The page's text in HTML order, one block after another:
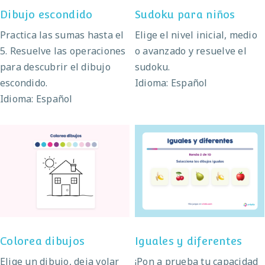
Dibujo escondido
Practica las sumas hasta el
5. Resuelve las operaciones
para descubrir el dibujo
escondido.
Idioma: Español
Sudoku para niños
Elige el nivel inicial, medio
o avanzado y resuelve el
sudoku.
Idioma: Español
Colorea dibujos
Colorea dibujos
Elige un dibujo, deja volar
Iguales y diferentes
Iguales y diferentes
¡Pon a prueba tu capacidad